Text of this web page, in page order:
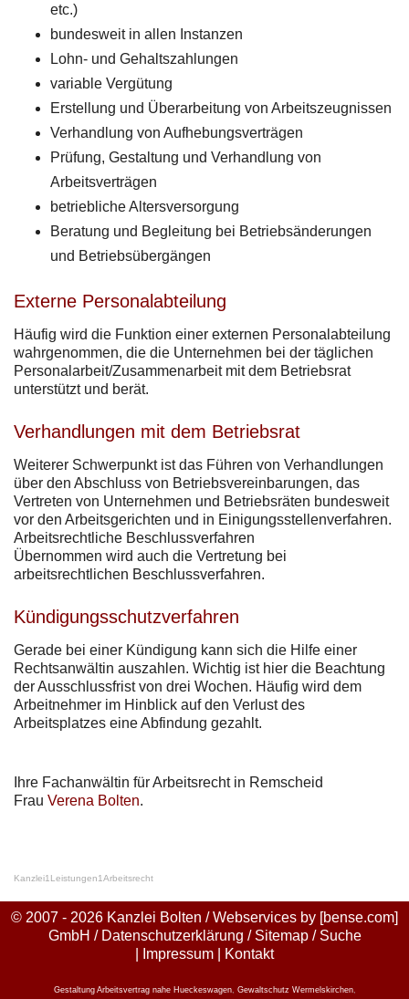
etc.)
bundesweit in allen Instanzen
Lohn- und Gehaltszahlungen
variable Vergütung
Erstellung und Überarbeitung von Arbeitszeugnissen
Verhandlung von Aufhebungsverträgen
Prüfung, Gestaltung und Verhandlung von
Arbeitsverträgen
betriebliche Altersversorgung
Beratung und Begleitung bei Betriebsänderungen
und Betriebsübergängen
Externe Personalabteilung
Häufig wird die Funktion einer externen Personalabteilung
wahrgenommen, die die Unternehmen bei der täglichen
Personalarbeit/Zusammenarbeit mit dem Betriebsrat
unterstützt und berät.
Verhandlungen mit dem Betriebsrat
Weiterer Schwerpunkt ist das Führen von Verhandlungen
über den Abschluss von Betriebsvereinbarungen, das
Vertreten von Unternehmen und Betriebsräten bundesweit
vor den Arbeitsgerichten und in Einigungsstellenverfahren.
Arbeitsrechtliche Beschlussverfahren
Übernommen wird auch die Vertretung bei
arbeitsrechtlichen Beschlussverfahren.
Kündigungsschutzverfahren
Gerade bei einer Kündigung kann sich die Hilfe einer
Rechtsanwältin auszahlen. Wichtig ist hier die Beachtung
der Ausschlussfrist von drei Wochen. Häufig wird dem
Arbeitnehmer im Hinblick auf den Verlust des
Arbeitsplatzes eine Abfindung gezahlt.
Ihre Fachanwältin für Arbeitsrecht in Remscheid
Frau Verena Bolten.
Kanzlei1 Leistungen1Arbeitsrecht
© 2007 - 2026 Kanzlei Bolten / Webservices by [bense.com]
GmbH / Datenschutzerklärung / Sitemap/ Suche
Impressum Kontakt
Gestaltung Arbeitsvertrag nahe Hueckeswagen, Gewaltschutz Wermelskirchen,